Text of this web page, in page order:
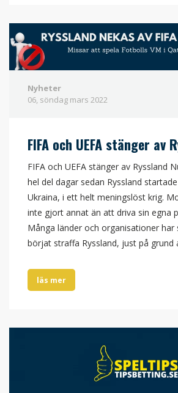
Nyheter
06, söndag mars 2022
FIFA och UEFA stänger av
FIFA och UEFA stänger av Ryssland
hel del dagar sedan Ryssland
Ukraina, i ett helt meningslöst krig.
inte gjort annat än att driva sin egna
Många länder och organisationer
börjat straffa Ryssland, just på grund
läs mer